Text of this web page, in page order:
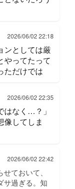
2026/06/02 22:18
ンとしては厳
やってたって
ただけでは
2026/06/02 22:35
はなく…？」
像してしま
2026/06/02 22:42
ておいて、
サ過ぎる。知